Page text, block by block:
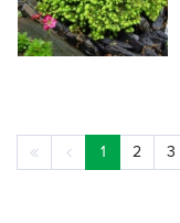
1 2 3